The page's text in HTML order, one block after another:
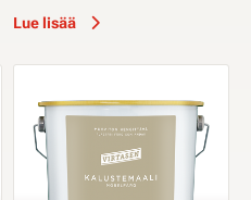
Lue lisää